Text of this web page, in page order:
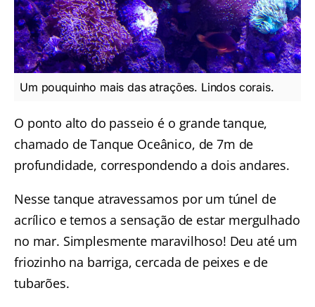
Um pouquinho mais das atrações. Lindos corais.
O ponto alto do passeio é o grande tanque,
chamado de Tanque Oceânico, de 7m de
profundidade, correspondendo a dois andares.
Nesse tanque atravessamos por um túnel de
acrílico e temos a sensação de estar mergulhado
no mar. Simplesmente maravilhoso! Deu até um
friozinho na barriga, cercada de peixes e de
tubarões.